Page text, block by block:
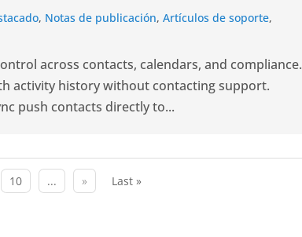
, Notas de publicación,Artículos de soporte,
across contacts, calendars, and compliance.
activity history without contacting support.
push contacts directly to...
10 ... » Last »